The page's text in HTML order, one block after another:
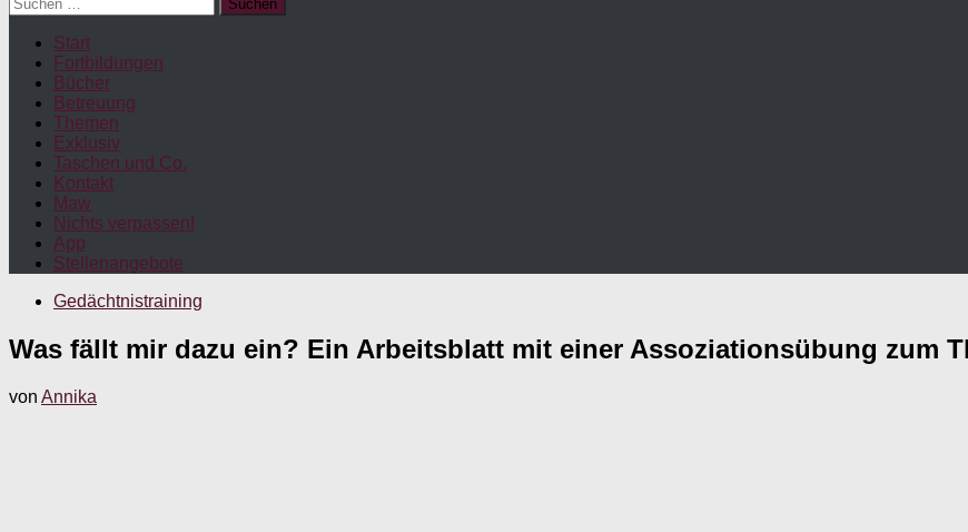
nach:
Start
Fortbildungen
Bücher
Betreuung
Themen
Exklusiv
Taschen und Co.
Kontakt
Maw
Nichts verpassen!
App
Stellenangebote
Gedächtnistraining
Was fällt mir dazu ein? Ein Arbeitsblatt mit einer Assoziationsübung zum
von Annika